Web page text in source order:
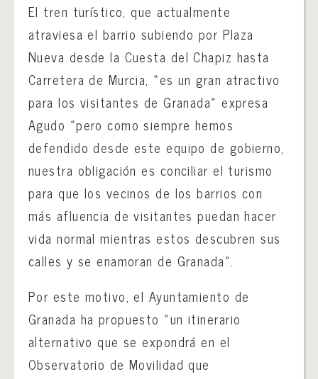
El tren turístico, que actualmente
atraviesa el barrio subiendo por Plaza
Nueva desde la Cuesta del Chapiz hasta
Carretera de Murcia, «es un gran atractivo
para los visitantes de Granada» expresa
Agudo «pero como siempre hemos
defendido desde este equipo de gobierno,
nuestra obligación es conciliar el turismo
para que los vecinos de los barrios con
más afluencia de visitantes puedan hacer
vida normal mientras estos descubren sus
calles y se enamoran de Granada».
Por este motivo, el Ayuntamiento de
Granada ha propuesto «un itinerario
alternativo que se expondrá en el
Observatorio de Movilidad que